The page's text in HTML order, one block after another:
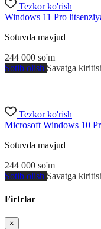
Tezkor ko'rish
Windows 11 Pro
Sotuvda mavjud
244 000 so'm
Sotib olish Savatga
Tezkor ko'rish
Microsoft Windows 10
Sotuvda mavjud
244 000 so'm
Sotib olish Savatga
Firtrlar
×